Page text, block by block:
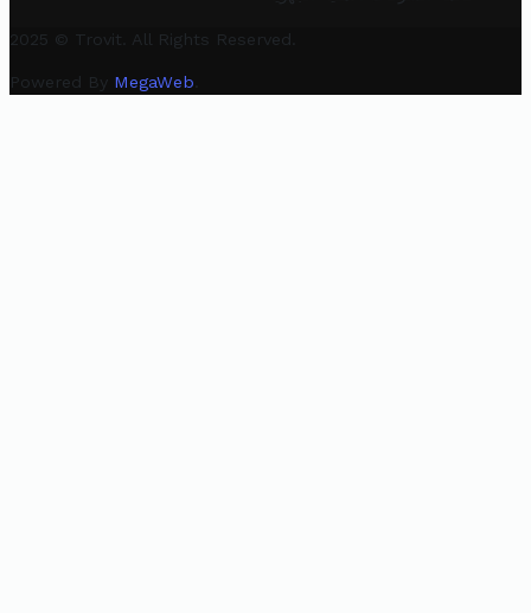
2025 © Trovit. All Rights Reserved.
Powered By MegaWeb